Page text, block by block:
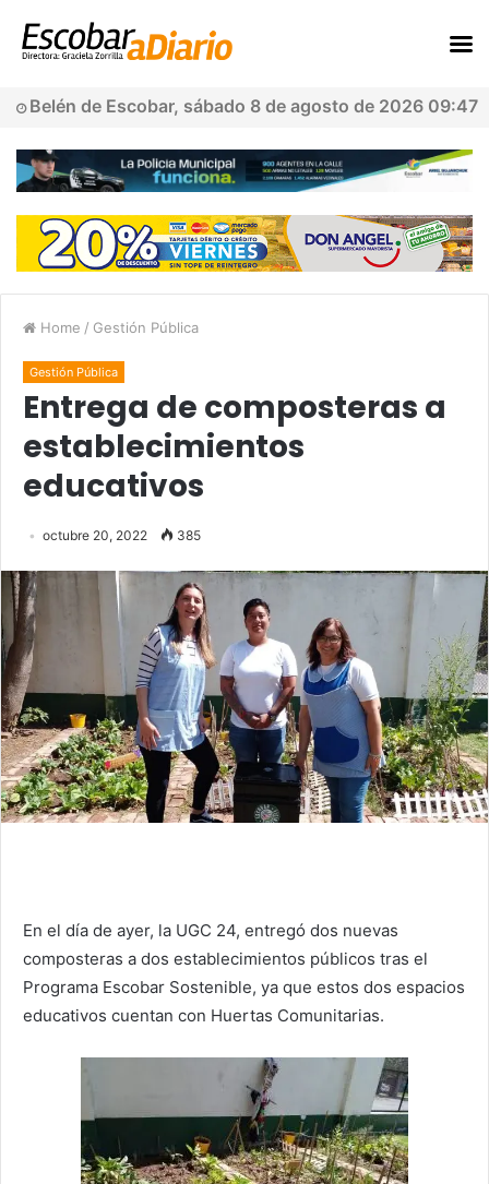
Belén de Escobar, sábado 8 de agosto de 2026 09:47
Home / Gestión Pública
Gestión Pública
Entrega de composteras a
establecimientos
educativos
octubre 20, 2022 385
En el día de ayer, la UGC 24, entregó dos nuevas
composteras a dos establecimientos públicos tras el
Programa Escobar Sostenible, ya que estos dos espacios
educativos cuentan con Huertas Comunitarias.